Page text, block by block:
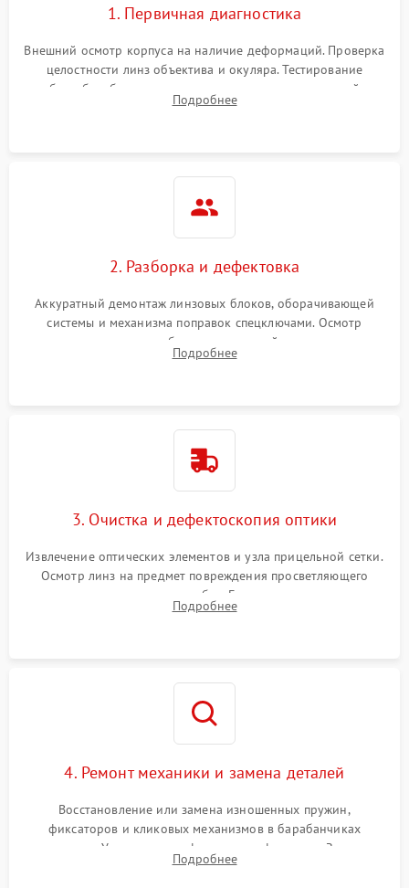
1. Первичная диагностика
Внешний осмотр корпуса на наличие деформаций. Проверка
целостности линз объектива и окуляра. Тестирование
работы барабанчиков ввода поправок, кольца отстройки
параллакса и зума. Выявление сколов, внутренних
Подробнее
2. Разборка и дефектовка
Аккуратный демонтаж линзовых блоков, оборачивающей
системы и механизма поправок спецключами. Осмотр
внутренних резьбовых соединений, пружин и
уплотнительных колец. Поиск причин люфта, смещения
Подробнее
3. Очистка и дефектоскопия оптики
Извлечение оптических элементов и узла прицельной сетки.
Осмотр линз на предмет повреждения просветляющего
покрытия или появления грибка. Бережная очистка стекол
спецрастворами. Проверка целостности гравированной
Подробнее
4. Ремонт механики и замена деталей
Восстановление или замена изношенных пружин,
фиксаторов и кликовых механизмов в барабанчиках
поправок. Устранение люфтов в трансфокаторе. Замена
поврежденных линз, разбитой сетки или восстановление
Подробнее